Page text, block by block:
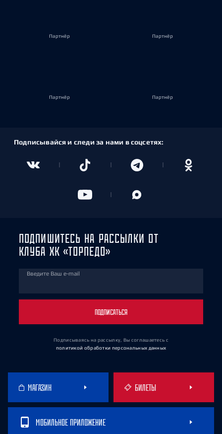
Партнёр Партнёр
Партнёр Партнёр
Подписывайся и следи за нами в соцсетях:
ПОДПИШИТЕСЬ НА РАССЫЛКИ ОТ
КЛУБА ХК «ТОРПЕДО»
Введите Ваш e-mail
ПОДПИСАТЬСЯ
Подписываясь на рассылку, Вы соглашаетесь с
политикой обработки персональных данных
МАГАЗИН БИЛЕТЫ
МОБИЛЬНОЕ ПРИЛОЖЕНИЕ